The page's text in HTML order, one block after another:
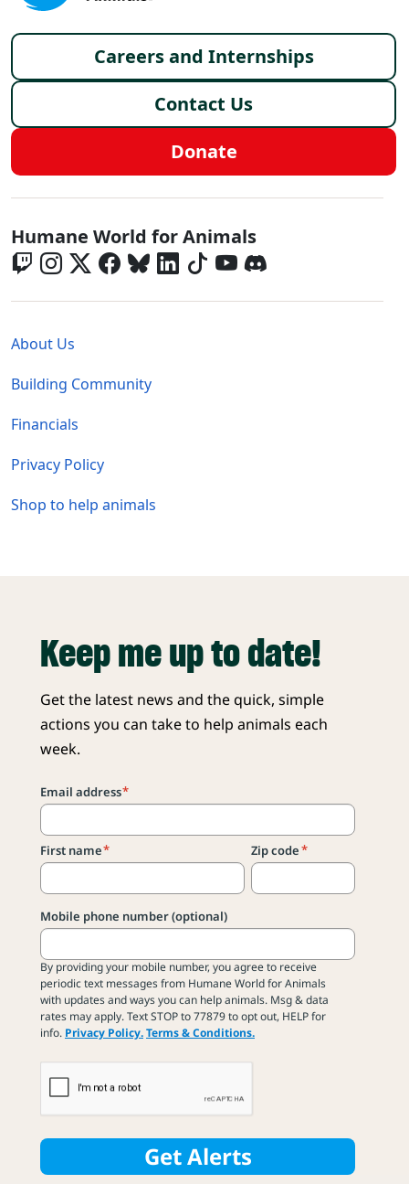
Footer menu
Careers and Internships
Contact Us
Donate
Global - Social Menu
Humane World for Animals
About Us
Building Community
Financials
Privacy Policy
Shop to help animals